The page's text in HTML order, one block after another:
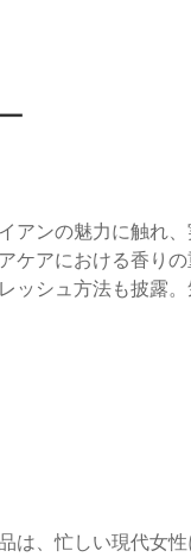
アンの魅力に触れ
ケアにおける香り
ッシュ方法も披露
は、忙しい現代女